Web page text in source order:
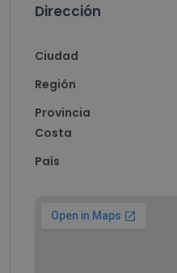
Dirección
Ciudad
Región
Provincia
Costa
País